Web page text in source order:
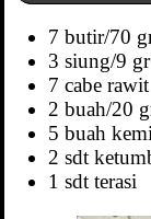
7 butir/70
3 siung/9
7 cabe rawit
2 buah/20
5 buah
2 sdt
1 sdt terasi